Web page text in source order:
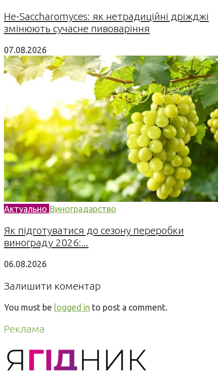
Не-Saccharomyces: як нетрадиційні дріжджі
змінюють сучасне пивоваріння
07.08.2026
Актуально Виноградарство
Як підготуватися до сезону переробки
винограду 2026:...
06.08.2026
Залишити коментар
You must be logged in to post a comment.
Реклама